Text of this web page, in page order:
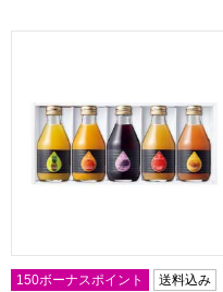
150ボーナスポイント
送料込み